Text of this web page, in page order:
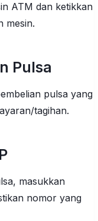
ATM dan ketikkan
mesin.
Pulsa
pulsa yang
tagihan.
masukkan
nomor yang